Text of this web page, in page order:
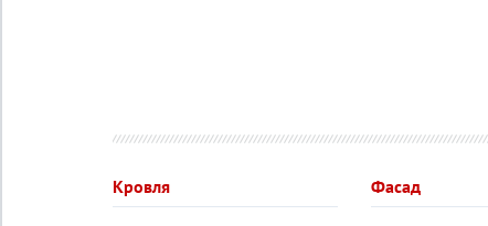
Кровля Фасад